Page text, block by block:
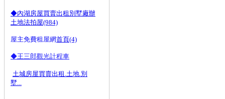
◆內湖房屋買賣出租別墅廠辦
土地法拍屋(984)
屋主免費租屋網首頁(4)
◆王三郎觀光計程車
土城房屋買賣出租.土地.別
墅...